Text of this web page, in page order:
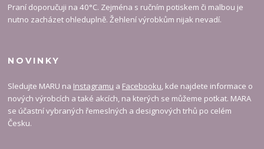
Praní doporučuji na 40°C. Zejména s ručním potiskem či malbou je
nutno zacházet ohleduplně. Žehlení výrobkům nijak nevadí.
NOVINKY
Sledujte MARU na Instagramu a Facebooku, kde najdete informace o
nových výrobcích a také akcích, na kterých se můžeme potkat. MARA
se účastní vybraných řemeslných a designových trhů po celém
Česku.